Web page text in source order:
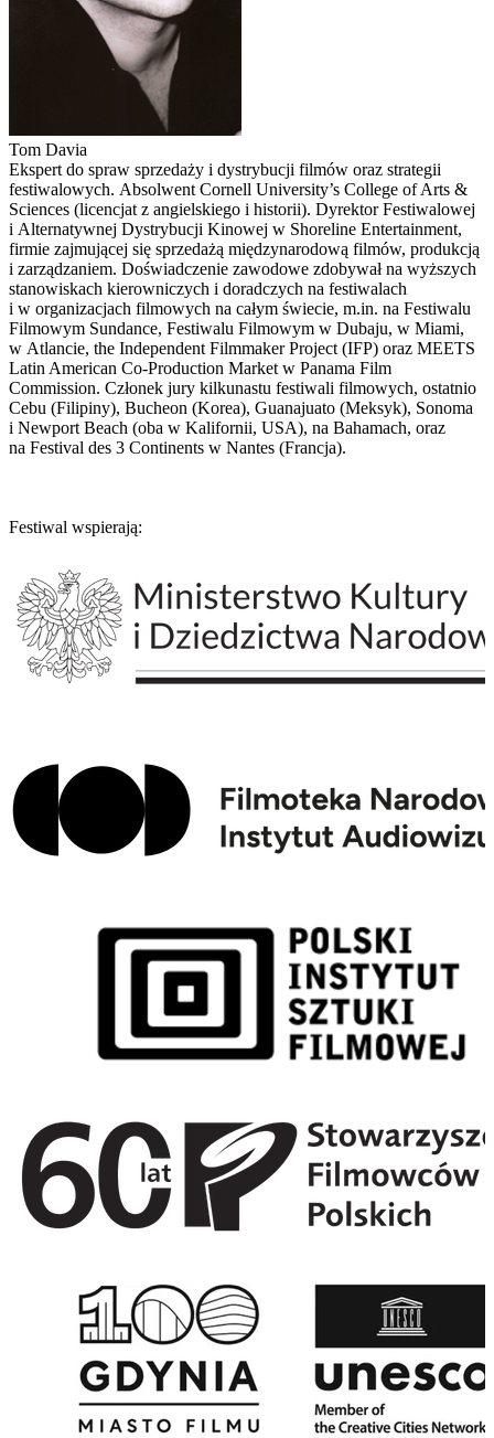
Tom Davia
Ekspert do spraw sprzedaży i dystrybucji filmów oraz strategii
festiwalowych. Absolwent Cornell University’s College of Arts &
Sciences (licencjat z angielskiego i historii). Dyrektor Festiwalowej
i Alternatywnej Dystrybucji Kinowej w Shoreline Entertainment,
firmie zajmującej się sprzedażą międzynarodową filmów, produkcją
i zarządzaniem. Doświadczenie zawodowe zdobywał na wyższych
stanowiskach kierowniczych i doradczych na festiwalach
i w organizacjach filmowych na całym świecie, m.in. na Festiwalu
Filmowym Sundance, Festiwalu Filmowym w Dubaju, w Miami,
w Atlancie, the Independent Filmmaker Project (IFP) oraz MEETS
Latin American Co-Production Market w Panama Film
Commission. Członek jury kilkunastu festiwali filmowych, ostatnio
Cebu (Filipiny), Bucheon (Korea), Guanajuato (Meksyk), Sonoma
i Newport Beach (oba w Kalifornii, USA), na Bahamach, oraz
na Festival des 3 Continents w Nantes (Francja).
Festiwal wspierają: